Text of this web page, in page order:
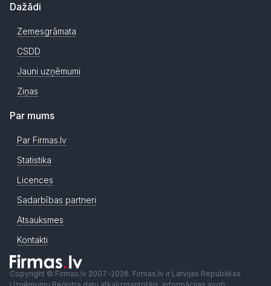
Dažādi
Zemesgrāmata
CSDD
Jauni uzņēmumi
Ziņas
Par mums
Par Firmas.lv
Statistika
Licences
Sadarbības partneri
Atsauksmes
Kontakti
Copyright © Firmas.lv 2007-2026. Firmas.lv ir Latvijas Republikas